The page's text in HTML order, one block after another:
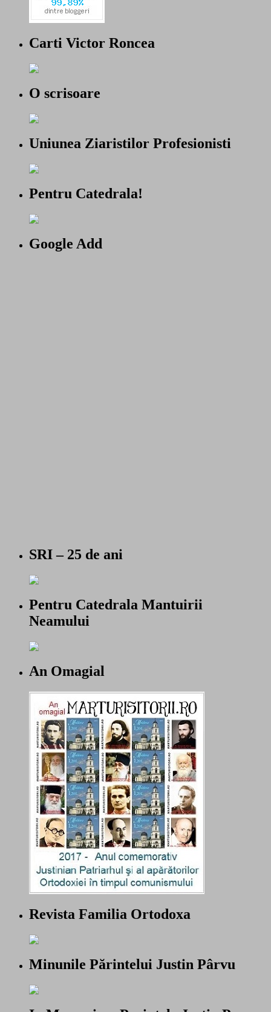
Carti Victor Roncea
O scrisoare
Uniunea Ziaristilor Profesionisti
Pentru Catedrala!
Google Add
SRI – 25 de ani
Pentru Catedrala Mantuirii
Neamului
An Omagial
Revista Familia Ortodoxa
Minunile Părintelui Justin Pârvu